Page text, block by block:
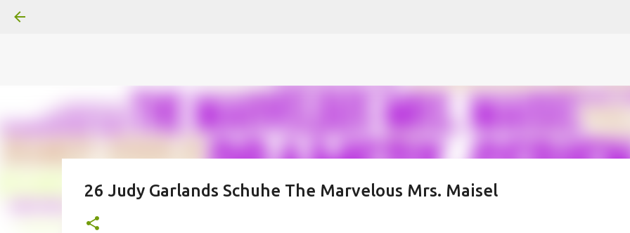
Superheldenserien
26 Judy Garlands Schuhe The Marvelous Mrs. Maisel